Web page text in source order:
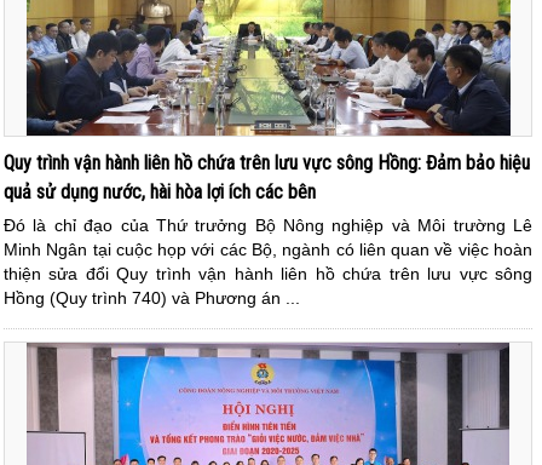
Quy trình vận hành liên hồ chứa trên lưu vực sông Hồng: Đảm bảo hiệu
quả sử dụng nước, hài hòa lợi ích các bên
Đó là chỉ đạo của Thứ trưởng Bộ Nông nghiệp và Môi trường Lê
Minh Ngân tại cuộc họp với các Bộ, ngành có liên quan về việc hoàn
thiện sửa đổi Quy trình vận hành liên hồ chứa trên lưu vực sông
Hồng (Quy trình 740) và Phương án ...